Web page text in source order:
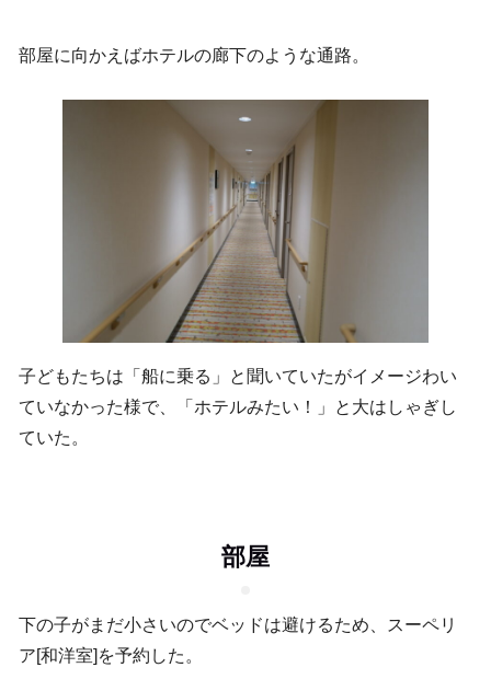
部屋に向かえばホテルの廊下のような通路。
子どもたちは「船に乗る」と聞いていたがイメージわい
ていなかった様で、「ホテルみたい！」と大はしゃぎし
ていた。
部屋
下の子がまだ小さいのでベッドは避けるため、スーペリ
ア[和洋室]を予約した。